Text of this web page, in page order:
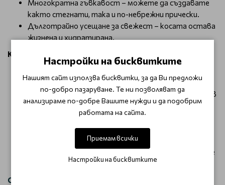
Многократна гъвкавост – можете да създавате
както стегнати, така и по-небрежни прически.
Дълготрайно усещане за свежест – косата остава
жизнена и хидратирана.
Как да използвам?
между дланите.
Нанесете равномерно върху влажна или суха коса, в
зависимост от желания ефект.
Оформете прическата по предпочитан начин – с
пръсти за естествен стил или с гребен за по-
Оставете да изсъхне естествено или използвайте
сешоар за допълнителен обем и фиксация.
С Dusy Style Styling Gel Extra Strong ще се насладите
Настройки на бисквитките
Нашият сайт използва бисквитки, за да Ви предложи
по-добро пазаруване. Те ни позволяват да
анализираме по-добре Вашите нужди и да подобрим
работата на сайта.
Приемам всички
Настройки на бисквитките